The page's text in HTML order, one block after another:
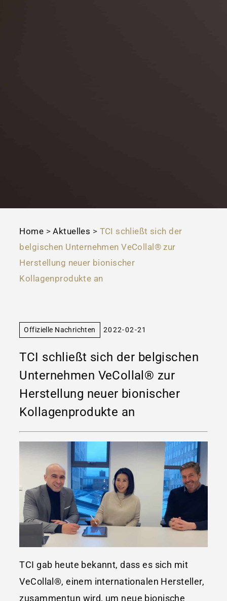
Home >Aktuelles > TCI schließt sich der
belgischen Unternehmen VeCollal® zur
Herstellung neuer bionischer
Kollagenprodukte an
Offizielle Nachrichten 2022-02-21
TCI schließt sich der belgischen
Unternehmen VeCollal® zur
Herstellung neuer bionischer
Kollagenprodukte an
TCI gab heute bekannt, dass es sich mit
VeCollal®, einem internationalen Hersteller,
zusammentun wird, um neue bionische